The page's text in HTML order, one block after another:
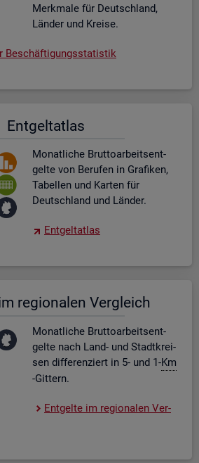
Merk­ma­le für Deutsch­land,
Län­der und Krei­se.
Be­schäf­ti­gungs­sta­tis­tik
Ent­gel­t­at­las
Mo­nat­li­che Brut­to­ar­beits­ent­
gel­te von Be­ru­fen in Gra­fi­ken,
Ta­bel­len und Kar­ten für
Deutsch­land und Län­der.
Ent­gel­t­at­las
re­gio­na­len Ver­gleich
Mo­nat­li­che Brut­to­ar­beits­ent­
gel­te nach Land- und Stadt­krei­
sen dif­fe­ren­ziert in 5- und 1-Km
-Git­tern.
Ent­gel­te im re­gio­na­len Ver­